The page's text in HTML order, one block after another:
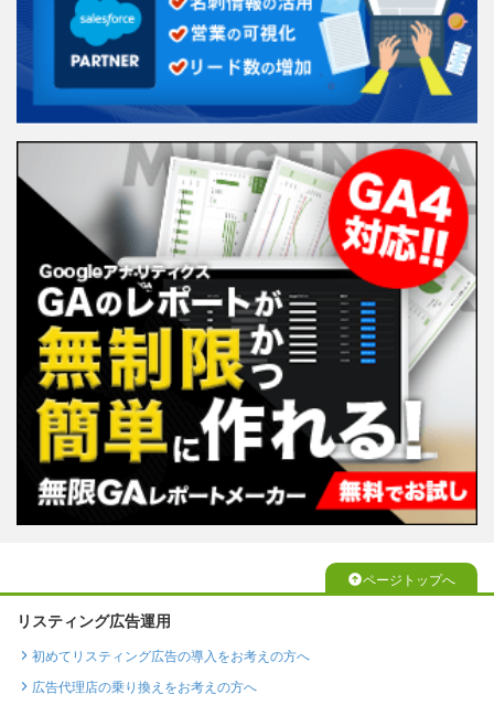
ページトップへ
リスティング広告運用
初めてリスティング広告の導入をお考えの方へ
広告代理店の乗り換えをお考えの方へ